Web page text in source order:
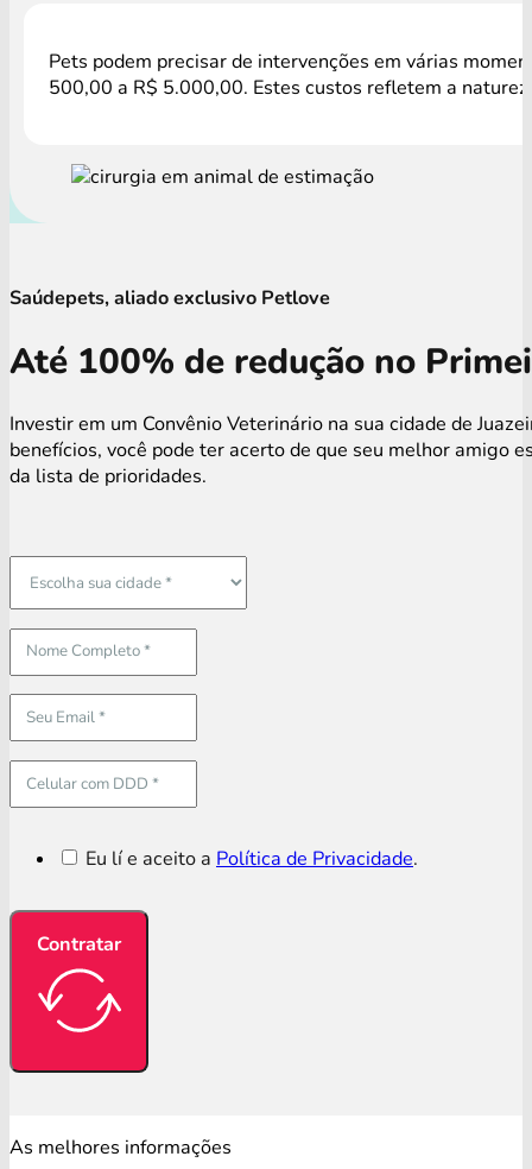
Pets podem precisar de intervenções em várias
500,00 a R$ 5.000,00. Estes custos refletem a
Saúdepets, aliado exclusivo Petlove
Até 100% de redução no
Investir em um Convênio Veterinário na sua cidade de
benefícios, você pode ter acerto de que seu melhor amigo
da lista de prioridades.
Eu lí e aceito a Política de Privacidade.
Contratar
As melhores informações